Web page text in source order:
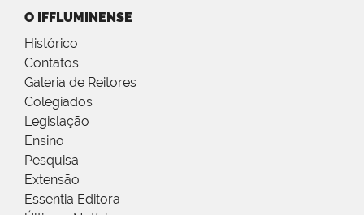
O IFFLUMINENSE
Histórico
Contatos
Galeria de Reitores
Colegiados
Legislação
Ensino
Pesquisa
Extensão
Essentia Editora